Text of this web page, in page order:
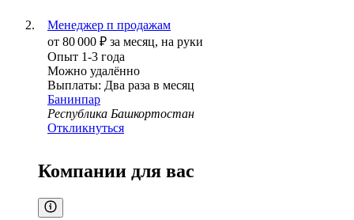
Менеджер п продажам
от 80 000 ₽ за месяц, на руки
Опыт 1-3 года
Можно удалённо
Выплаты: Два раза в месяц
Банинпар
Республика Башкортостан
Откликнуться
Компании для вас